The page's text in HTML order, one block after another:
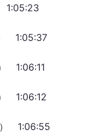
1:05:23
1:05:37
1:06:11
1:06:12
1:06:55